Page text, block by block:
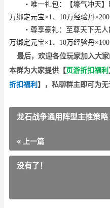
・唯一礼包：【壕气冲天】
万绑定元宝×1、10万经验丹×200
・尊享豪礼：至尊天下无人
万绑定元宝×1、10万经验丹×100
最后，欢迎各位玩家加入大
本群为大家提供【页游折扣福利
折扣福利 】 ，私聊群主即可为无
龙石战争通用阵型主推策
« 上一篇
没有了！